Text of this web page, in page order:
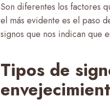
Son diferentes los factores
el más evidente es el paso
signos que nos indican que
Tipos de